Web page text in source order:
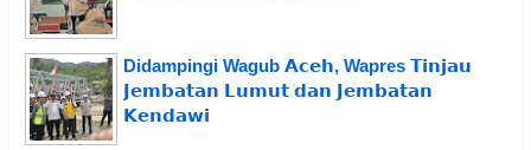
Didampingi Wagub 𝗔𝗰𝗲𝗵, Wapres 𝗧𝗶𝗻𝗷𝗮𝘂
𝗝𝗲𝗺𝗯𝗮𝘁𝗮𝗻 𝗟𝘂𝗺𝘂𝘁 𝗱𝗮𝗻 𝗝𝗲𝗺𝗯𝗮𝘁𝗮𝗻
𝗞𝗲𝗻𝗱𝗮𝘄𝗶